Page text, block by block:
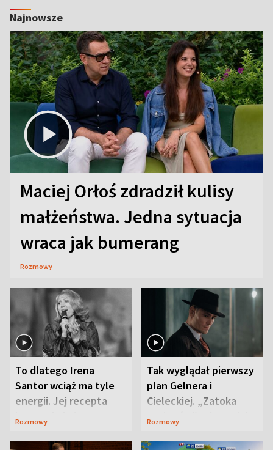
Najnowsze
Maciej Orłoś zdradził kulisy
małżeństwa. Jedna sytuacja
wraca jak bumerang
Rozmowy
To dlatego Irena
Santor wciąż ma tyle
energii. Jej recepta
jest zaskakująco
Rozmowy
Tak wyglądał pierwszy
plan Gelnera i
Cieleckiej. „Zatoka
szpiegów” od razu ich
Rozmowy